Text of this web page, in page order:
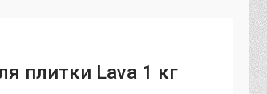
плитки Lava 1 кг